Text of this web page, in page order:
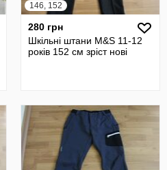
146, 152
280 грн
Шкільні штани M&S 11-12
років 152 см зріст нові